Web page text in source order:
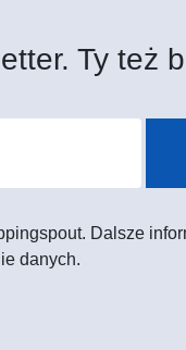
Ty też
Dalsze
danych.